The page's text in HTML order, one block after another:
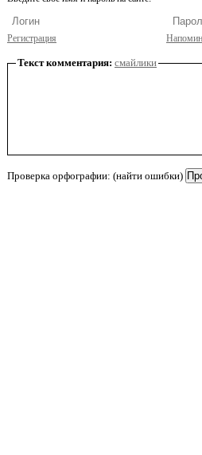
Регистрация
Текст комментария: смайлики
Проверка орфографии: (найти ошибки)